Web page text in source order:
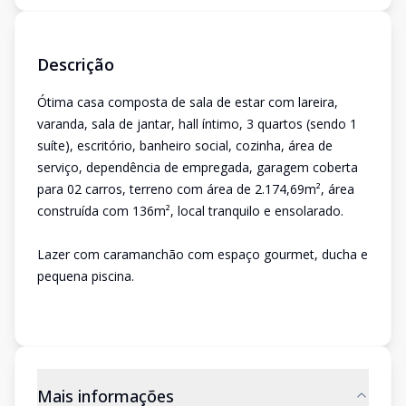
Descrição
Ótima casa composta de sala de estar com lareira,
varanda, sala de jantar, hall íntimo, 3 quartos (sendo 1
suíte), escritório, banheiro social, cozinha, área de
serviço, dependência de empregada, garagem coberta
para 02 carros, terreno com área de 2.174,69m², área
construída com 136m², local tranquilo e ensolarado.
Lazer com caramanchão com espaço gourmet, ducha e
pequena piscina.
Mais informações